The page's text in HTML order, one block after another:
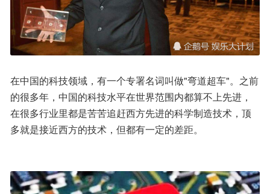
在中国的科技领域，有一个专署名词叫做"弯道超车"。之前
的很多年，中国的科技水平在世界范围内都算不上先进，
在很多行业里都是苦苦追赶西方先进的科学制造技术，顶
多就是接近西方的技术，但都有一定的差距。